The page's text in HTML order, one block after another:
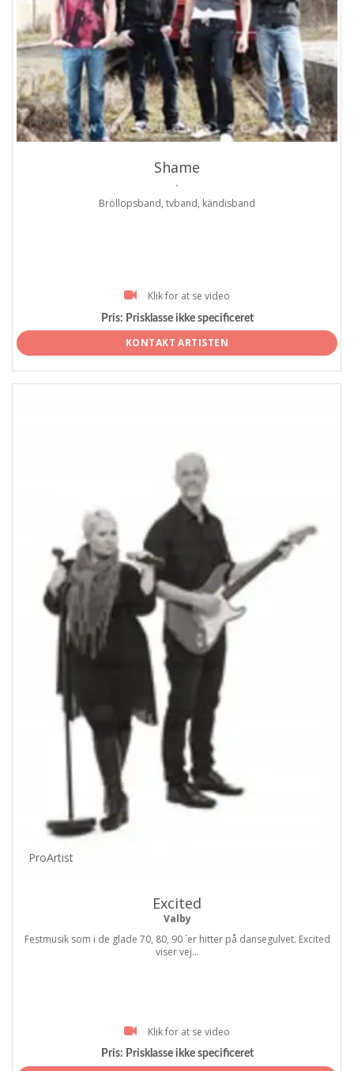
ProArtist
Shame
.
Bröllopsband, tvband, kändisband
Klik for at se video
Pris: Prisklasse ikke specificeret
KONTAKT ARTISTEN
ProArtist
Excited
Valby
Festmusik som i de glade 70, 80, 90 ´er hitter på dansegulvet. Excited
viser vej...
Klik for at se video
Pris: Prisklasse ikke specificeret